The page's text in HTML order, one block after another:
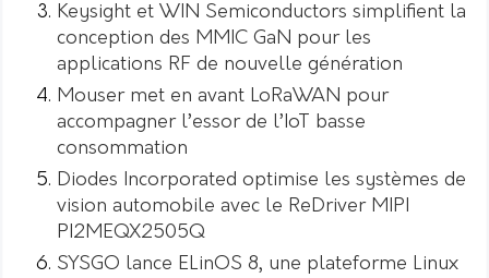
Keysight et WIN Semiconductors simplifient la
conception des MMIC GaN pour les
applications RF de nouvelle génération
Mouser met en avant LoRaWAN pour
accompagner l’essor de l’IoT basse
consommation
Diodes Incorporated optimise les systèmes de
vision automobile avec le ReDriver MIPI
PI2MEQX2505Q
SYSGO lance ELinOS 8, une plateforme Linux